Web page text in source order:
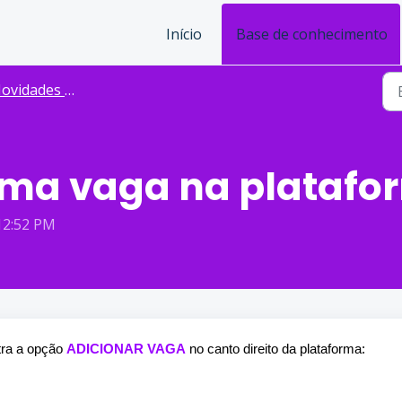
Início Base de conhecimento
no Sistema para Empresas
vaga na
PM
a opção ADICIONAR VAGA no canto direito da plataforma: